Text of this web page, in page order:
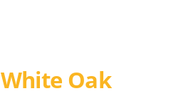
White Oak